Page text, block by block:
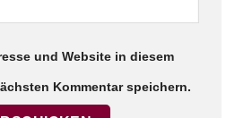
und Website in diesem
Kommentar speichern.